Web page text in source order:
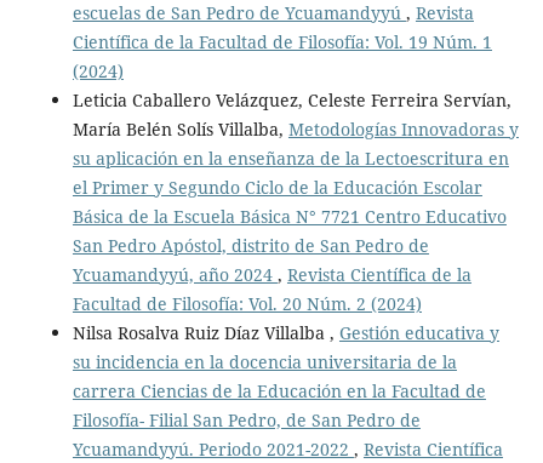
escuelas de San Pedro de Ycuamandyyú , Revista
Científica de la Facultad de Filosofía: Vol. 19 Núm. 1
(2024)
Leticia Caballero Velázquez, Celeste Ferreira Servían,
María Belén Solís Villalba, Metodologías Innovadoras y
su aplicación en la enseñanza de la Lectoescritura en
el Primer y Segundo Ciclo de la Educación Escolar
Básica de la Escuela Básica N° 7721 Centro Educativo
San Pedro Apóstol, distrito de San Pedro de
Ycuamandyyú, año 2024 , Revista Científica de la
Facultad de Filosofía: Vol. 20 Núm. 2 (2024)
Nilsa Rosalva Ruiz Díaz Villalba , Gestión educativa y
su incidencia en la docencia universitaria de la
carrera Ciencias de la Educación en la Facultad de
Filosofía- Filial San Pedro, de San Pedro de
Ycuamandyyú. Periodo 2021-2022 , Revista Científica